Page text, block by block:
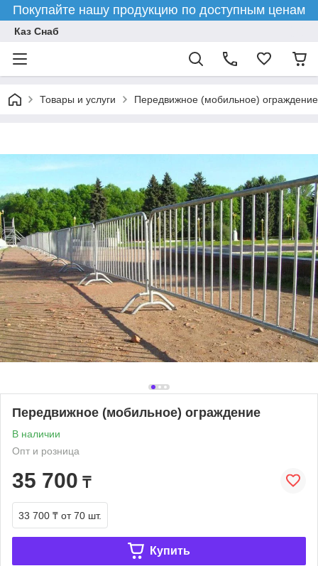
Покупайте нашу продукцию по доступным ценам
Каз Снаб
Товары и услуги Передвижное (мобильное) ограждение
Передвижное (мобильное) ограждение
В наличии
Опт и розница
35 700 ₸
33 700 ₸ от 70 шт.
Купить